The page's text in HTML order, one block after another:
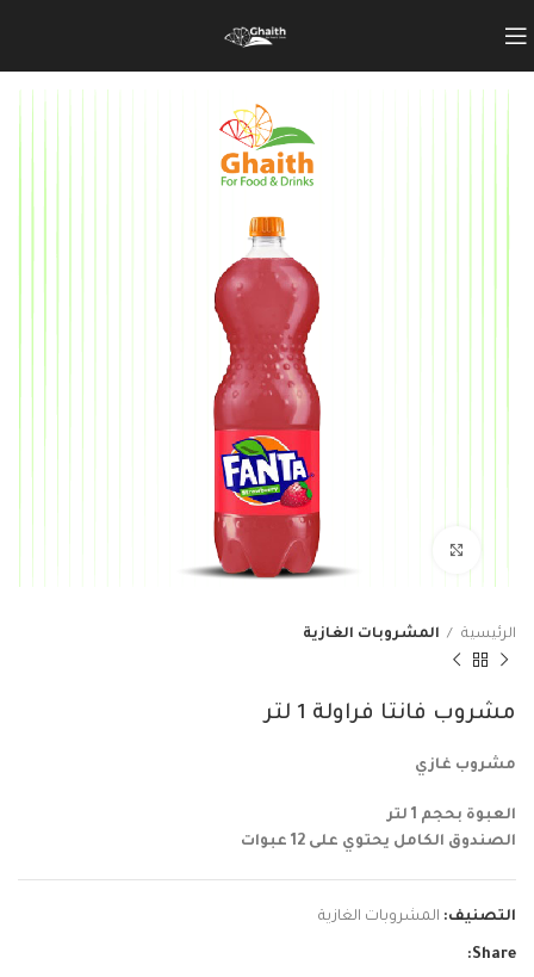
الرئيسية المشروبات الغازية
مشروب فانتا فراولة 1 لتر
مشروب غازي
العبوة بحجم 1 لتر
الصندوق الكامل يحتوي على 12 عبوات
التصنيف: المشروبات الغازية
Share: